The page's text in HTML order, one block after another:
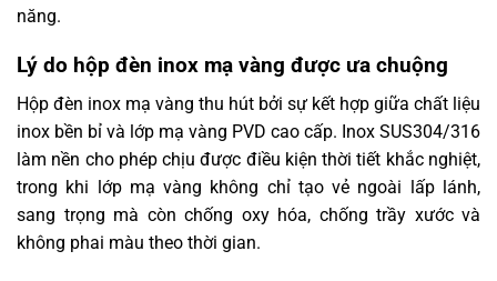
năng.
Lý do hộp đèn inox mạ vàng được ưa chuộng
Hộp đèn inox mạ vàng thu hút bởi sự kết hợp giữa chất liệu
inox bền bỉ và lớp mạ vàng PVD cao cấp. Inox SUS304/316
làm nền cho phép chịu được điều kiện thời tiết khắc nghiệt,
trong khi lớp mạ vàng không chỉ tạo vẻ ngoài lấp lánh,
sang trọng mà còn chống oxy hóa, chống trầy xước và
không phai màu theo thời gian.